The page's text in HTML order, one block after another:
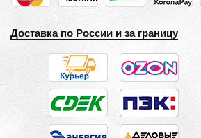
Доставка по России и за границу